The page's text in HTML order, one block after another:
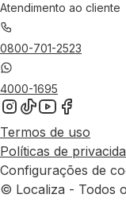
Atendimento ao cliente
0800-701-2523
4000-1695
Termos de uso
Políticas de
Configurações de
© Localiza - Todos